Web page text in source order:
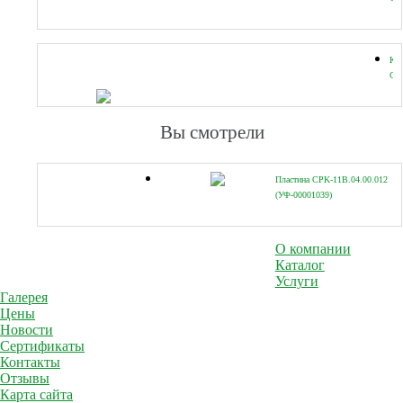
Вы смотрели
Пластина CPK-11B.04.00.012
(УФ-00001039)
О компании
Каталог
Услуги
Галерея
Цены
Новости
Сертификаты
Контакты
Отзывы
Карта сайта